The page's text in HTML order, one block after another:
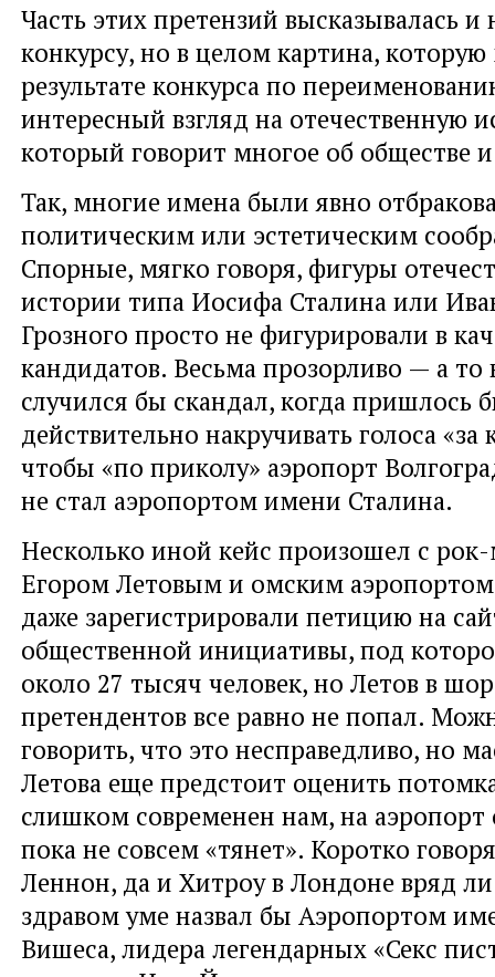
Часть этих претензий высказывалась
конкурсу, но в целом картина,
результате конкурса по
интересный взгляд на отечественную
который говорит многое об обществе
Так, многие имена были явно
политическим или эстетическим
Спорные, мягко говоря, фигуры
истории типа Иосифа Сталина или
Грозного просто не фигурировали в
кандидатов. Весьма прозорливо — а
случился бы скандал, когда пришлось
действительно накручивать голоса «за
чтобы «по приколу» аэропорт
не стал аэропортом имени Сталина.
Несколько иной кейс произошел с
Егором Летовым и омским
даже зарегистрировали петицию на
общественной инициативы, под
около 27 тысяч человек, но Летов в
претендентов все равно не попал.
говорить, что это несправедливо, но
Летова еще предстоит оценить
слишком современен нам, на аэропорт
пока не совсем «тянет». Коротко
Леннон, да и Хитроу в Лондоне вряд
здравом уме назвал бы Аэропортом
Вишеса, лидера легендарных «Секс